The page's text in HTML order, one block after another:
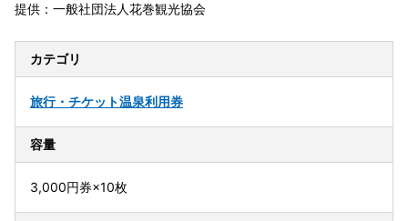
提供：一般社団法人花巻観光協会
カテゴリ
旅行・チケット温泉利用券
容量
3,000円券×10枚